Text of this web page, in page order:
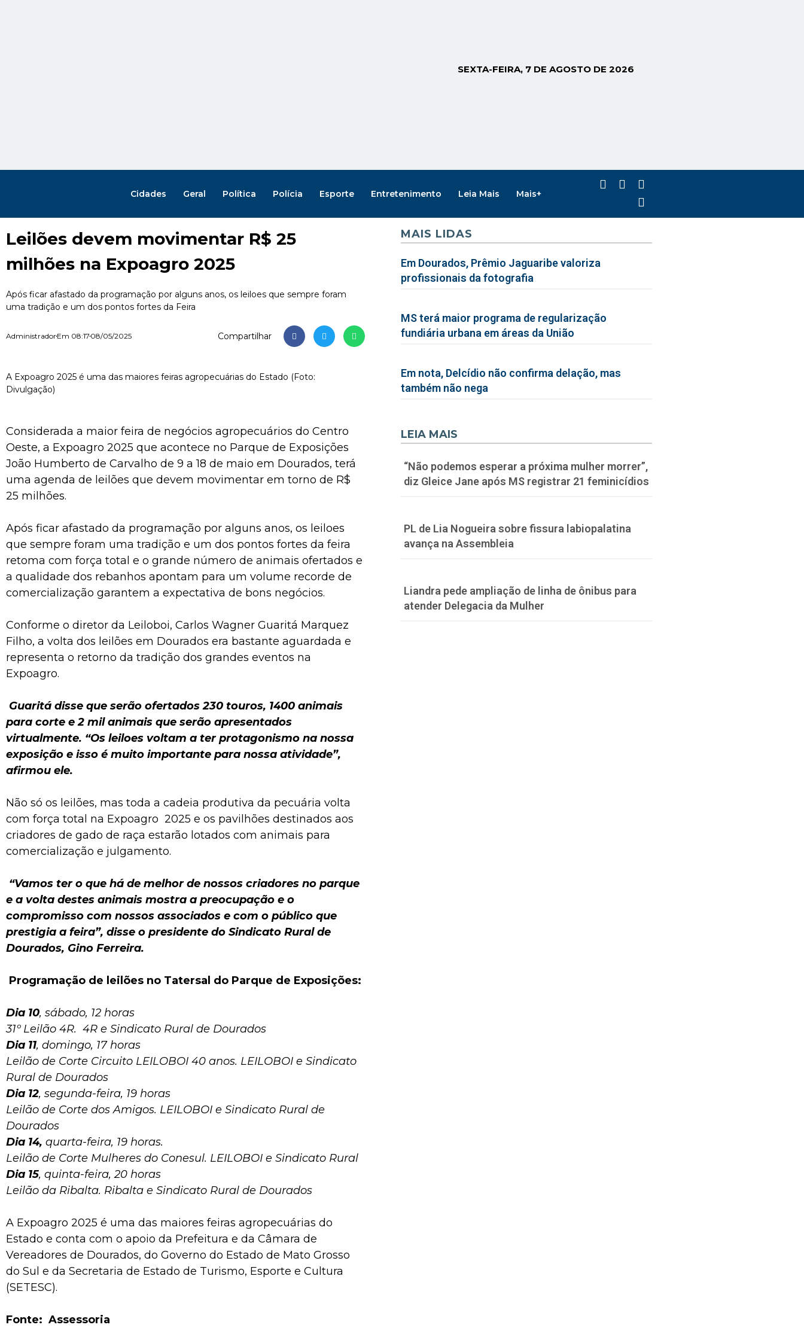
SEXTA-FEIRA, 7 DE AGOSTO DE 2026
Cidades Geral Política Polícia Esporte Entretenimento Leia Mais Mais+
Leilões devem movimentar R$ 25
milhões na Expoagro 2025
Após ficar afastado da programação por alguns anos, os leiloes que sempre foram
uma tradição e um dos pontos fortes da Feira
AdministradorEm 08:17 08/05/2025 Compartilhar
A Expoagro 2025 é uma das maiores feiras agropecuárias do Estado (Foto:
Divulgação)
Considerada a maior feira de negócios agropecuários do Centro
Oeste, a Expoagro 2025 que acontece no Parque de Exposições
João Humberto de Carvalho de 9 a 18 de maio em Dourados, terá
uma agenda de leilões que devem movimentar em torno de R$
25 milhões.
Após ficar afastado da programação por alguns anos, os leiloes
que sempre foram uma tradição e um dos pontos fortes da feira
retoma com força total e o grande número de animais ofertados e
a qualidade dos rebanhos apontam para um volume recorde de
comercialização garantem a expectativa de bons negócios.
Conforme o diretor da Leiloboi, Carlos Wagner Guaritá Marquez
Filho, a volta dos leilões em Dourados era bastante aguardada e
representa o retorno da tradição dos grandes eventos na
Expoagro.
Guaritá disse que serão ofertados 230 touros, 1400 animais
para corte e 2 mil animais que serão apresentados
virtualmente. “Os leiloes voltam a ter protagonismo na nossa
exposição e isso é muito importante para nossa atividade”,
afirmou ele.
Não só os leilões, mas toda a cadeia produtiva da pecuária volta
com força total na Expoagro 2025 e os pavilhões destinados aos
criadores de gado de raça estarão lotados com animais para
comercialização e julgamento.
“Vamos ter o que há de melhor de nossos criadores no parque
e a volta destes animais mostra a preocupação e o
compromisso com nossos associados e com o público que
prestigia a feira”, disse o presidente do Sindicato Rural de
Dourados, Gino Ferreira.
Programação de leilões no Tatersal do Parque de Exposições:
Dia 10, sábado, 12 horas
31º Leilão 4R. 4R e Sindicato Rural de Dourados
Dia 11, domingo, 17 horas
Leilão de Corte Circuito LEILOBOI 40 anos. LEILOBOI e Sindicato
Rural de Dourados
Dia 12, segunda-feira, 19 horas
Leilão de Corte dos Amigos. LEILOBOI e Sindicato Rural de
Dourados
Dia 14, quarta-feira, 19 horas.
Leilão de Corte Mulheres do Conesul. LEILOBOI e Sindicato Rural
Dia 15, quinta-feira, 20 horas
Leilão da Ribalta. Ribalta e Sindicato Rural de Dourados
A Expoagro 2025 é uma das maiores feiras agropecuárias do
Estado e conta com o apoio da Prefeitura e da Câmara de
Vereadores de Dourados, do Governo do Estado de Mato Grosso
do Sul e da Secretaria de Estado de Turismo, Esporte e Cultura
(SETESC).
Fonte: Assessoria
MAIS LIDAS
Em Dourados, Prêmio Jaguaribe valoriza
profissionais da fotografia
MS terá maior programa de regularização
fundiária urbana em áreas da União
Em nota, Delcídio não confirma delação, mas
também não nega
LEIA MAIS
“Não podemos esperar a próxima mulher morrer”,
diz Gleice Jane após MS registrar 21 feminicídios
PL de Lia Nogueira sobre fissura labiopalatina
avança na Assembleia
Liandra pede ampliação de linha de ônibus para
atender Delegacia da Mulher